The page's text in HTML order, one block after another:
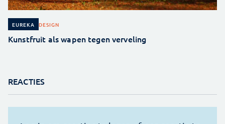
EUREKA DESIGN
Kunstfruit als wapen tegen verveling
REACTIES